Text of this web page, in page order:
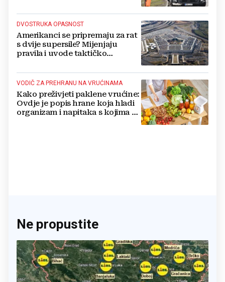
DVOSTRUKA OPASNOST
Amerikanci se pripremaju za rat
s dvije supersile? Mijenjaju
pravila i uvode taktičko
VODIČ ZA PREHRANU NA VRUĆINAMA
Kako preživjeti paklene vrućine:
Ovdje je popis hrane koja hladi
organizam i napitaka s kojima si
Ne propustite